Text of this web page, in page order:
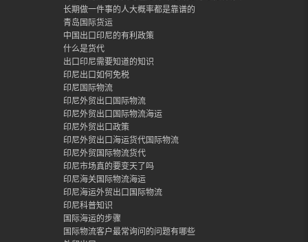
长期做一件事的人大概率都是靠谱的
青岛国际货运
中国出口印尼的有利政策
什么是货代
出口印尼需要知道的知识
印尼出口如何免税
印尼国际物流
印尼外贸出口国际物流
印尼外贸出口国际物流海运
印尼外贸出口政策
印尼外贸出口海运货代国际物流
印尼外贸国际物流货代
印尼市场真的要变天了吗
印尼海关国际物流海运
印尼海运外贸出口国际物流
印尼科普知识
国际海运的步骤
国际物流客户最常询问的问题有哪些